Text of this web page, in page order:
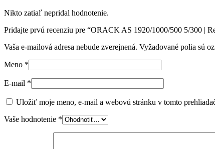
Nikto zatiaľ nepridal hodnotenie.
Pridajte prvú recenziu pre “ORACK AS 1920/1000/500 5/300 |
Vaša e-mailová adresa nebude zverejnená. Vyžadované polia sú
Meno *
E-mail *
Uložiť moje meno, e-mail a webovú stránku v tomto
Vaše hodnotenie *